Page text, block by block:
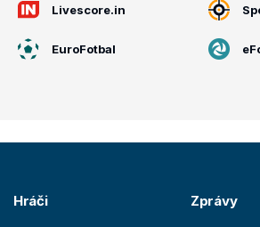
Livescore.in
EuroFotbal
Hráči Zprávy